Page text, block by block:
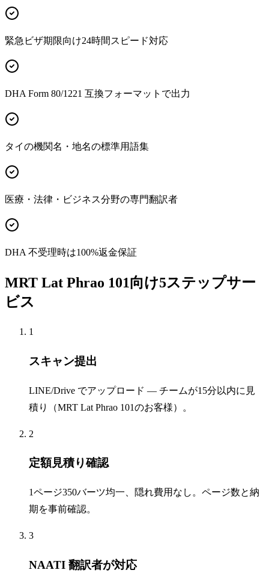
緊急ビザ期限向け24時間スピード対応
DHA Form 80/1221 互換フォーマットで出力
タイの機関名・地名の標準用語集
医療・法律・ビジネス分野の専門翻訳者
DHA 不受理時は100%返金保証
MRT Lat Phrao 101向け5ステップサー
ビス
1
スキャン提出
LINE/Drive でアップロード — チームが15分以内に見
積り（MRT Lat Phrao 101のお客様）。
2
定額見積り確認
1ページ350バーツ均一、隠れ費用なし。ページ数と納
期を事前確認。
3
NAATI 翻訳者が対応